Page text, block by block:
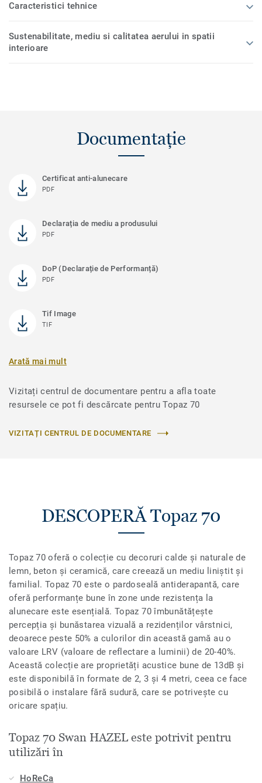
Caracteristici tehnice
Sustenabilitate, mediu si calitatea aerului in spatii
interioare
Documentație
Certificat anti-alunecare
PDF
Declarația de mediu a produsului
PDF
DoP (Declarație de Performanță)
PDF
Tif Image
TIF
Arată mai mult
Vizitați centrul de documentare pentru a afla toate
resursele ce pot fi descărcate pentru Topaz 70
VIZITAȚI CENTRUL DE DOCUMENTARE
DESCOPERĂ Topaz 70
Topaz 70 oferă o colecție cu decoruri calde și naturale de
lemn, beton și ceramică, care creează un mediu liniștit și
familial. Topaz 70 este o pardoseală antiderapantă, care
oferă performanțe bune în zone unde rezistența la
alunecare este esențială. Topaz 70 îmbunătățește
percepția și bunăstarea vizuală a rezidenților vârstnici,
deoarece peste 50% a culorilor din această gamă au o
valoare LRV (valoare de reflectare a luminii) de 20-40%.
Această colecție are proprietăți acustice bune de 13dB și
este disponibilă în formate de 2, 3 și 4 metri, ceea ce face
posibilă o instalare fără sudură, care se potrivește cu
oricare spațiu.
Topaz 70 Swan HAZEL este potrivit pentru
utilizări în
HoReCa